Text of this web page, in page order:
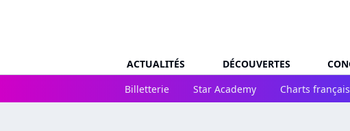
ACTUALITÉS DÉCOUVERTES
Billetterie
Star Academy Charts français